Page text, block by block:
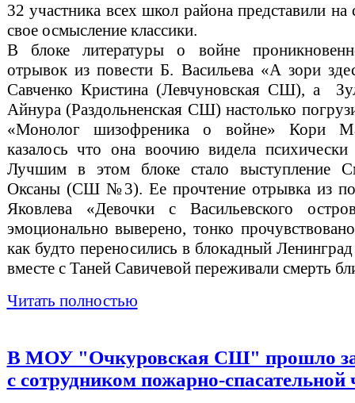
32 участника всех школ района представили
свое осмысление классики.
В блоке литературы о войне
отрывок из повести Б. Васильева «А зори
Савченко Кристина (Левчуновская СШ), а
Айнура (Раздольненская СШ) настолько
«Монолог шизофреника о войне» Кори
казалось что она воочию видела
Лучшим в этом блоке стало выступление
Оксаны (СШ №3). Ее прочтение отрывка из
Яковлева «Девочки с Васильевского
эмоционально выверено, тонко
как будто переносились в блокадный
вместе с Таней Савичевой переживали смерть
Читать полностью
В МОУ "Очкуровская СШ" прошло
с сотрудником пожарно-спасательной